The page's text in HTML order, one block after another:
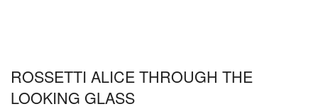
ROSSETTI ALICE THROUGH THE
LOOKING GLASS